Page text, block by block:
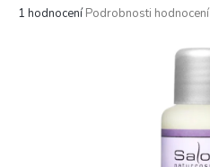
Průměrné
1 hodnocení Podrobnosti hodnocení